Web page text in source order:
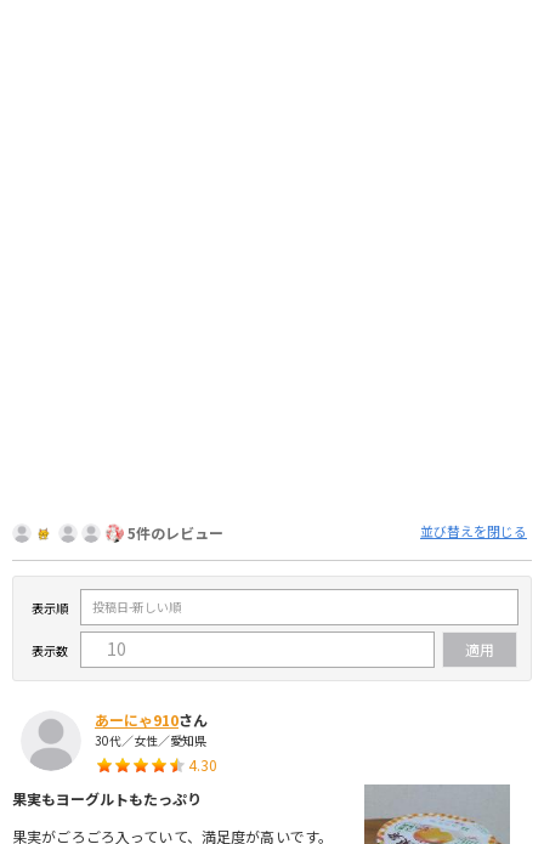
5件のレビュー 並び替えを閉じる
表示順
表示数
あーにゃ910さん
30代／女性／愛知県
4.30
果実もヨーグルトもたっぷり
果実がごろごろ入っていて、満足度が高いです。